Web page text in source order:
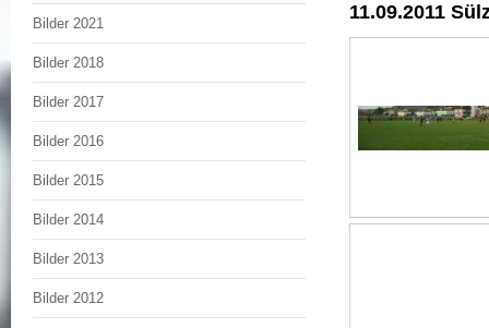
Bilder 2021
Bilder 2018
Bilder 2017
Bilder 2016
Bilder 2015
Bilder 2014
Bilder 2013
Bilder 2012
11.09.2011